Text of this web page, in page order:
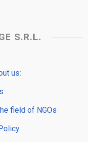
S.R.L.
us:
field of NGOs